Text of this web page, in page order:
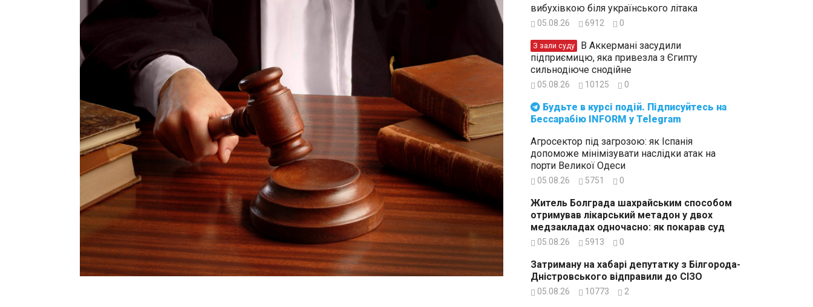
Бессарабію INFORM у Telegram
вибухівкою біля українського літака
05.08.26 6912 0
З зали суду
підприємицю, яка привезла з Єгипту
сильнодіюче снодійне
05.08.26 10125 0
Агросектор під загрозою: як Іспанія
допоможе мінімізувати наслідки атак на
порти Великої Одеси
05.08.26 5751 0
Житель Болграда шахрайським способом
отримував лікарський метадон у двох
медзакладах одночасно: як покарав суд
05.08.26 5913 0
Затриману на хабарі депутатку з Білгорода-
Дністровського відправили до СІЗО
05.08.26 10773 2